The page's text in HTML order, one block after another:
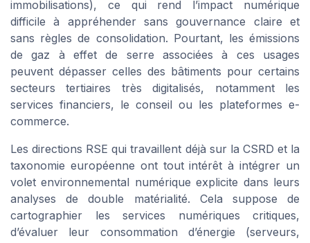
immobilisations), ce qui rend l’impact numérique
difficile à appréhender sans gouvernance claire et
sans règles de consolidation. Pourtant, les émissions
de gaz à effet de serre associées à ces usages
peuvent dépasser celles des bâtiments pour certains
secteurs tertiaires très digitalisés, notamment les
services financiers, le conseil ou les plateformes e-
commerce.
Les directions RSE qui travaillent déjà sur la CSRD et la
taxonomie européenne ont tout intérêt à intégrer un
volet environnemental numérique explicite dans leurs
analyses de double matérialité. Cela suppose de
cartographier les services numériques critiques,
d’évaluer leur consommation d’énergie (serveurs,